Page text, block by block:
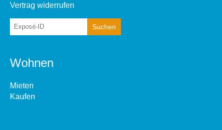
Vertrag widerrufen
Wohnen
Mieten
Kaufen